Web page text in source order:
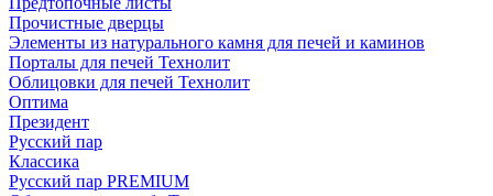
Прочистные дверцы
Элементы из натурального камня для печей и каминов
Порталы для печей Технолит
Облицовки для печей Технолит
Оптима
Президент
Русский пар
Классика
Русский пар PREMIUM